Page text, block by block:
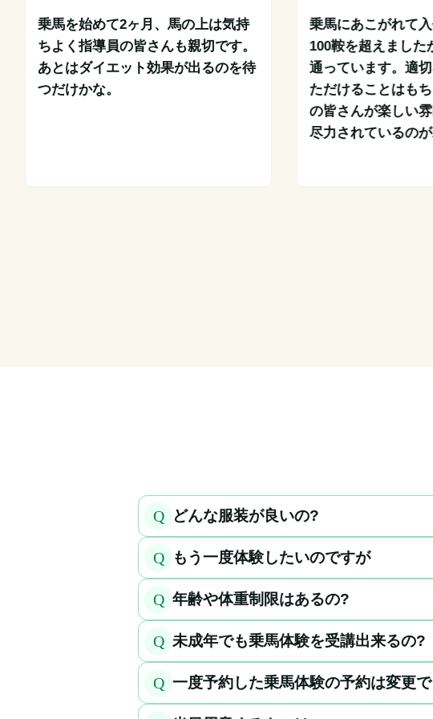
乗馬を始めて2ヶ月、馬の上は気持
ちよく指導員の皆さんも親切です。
あとはダイエット効果が出るのを待
つだけかな。
乗馬にあこがれて入
100鞍を超えました
通っています。適
ただけることはも
の皆さんが楽しい
尽力されているのが
Q どんな服装が良いの?
Q もう一度体験したいのですが
Q 年齢や体重制限はあるの?
Q 未成年でも乗馬体験を受講出来るの?
Q 一度予約した乗馬体験の予約は変更